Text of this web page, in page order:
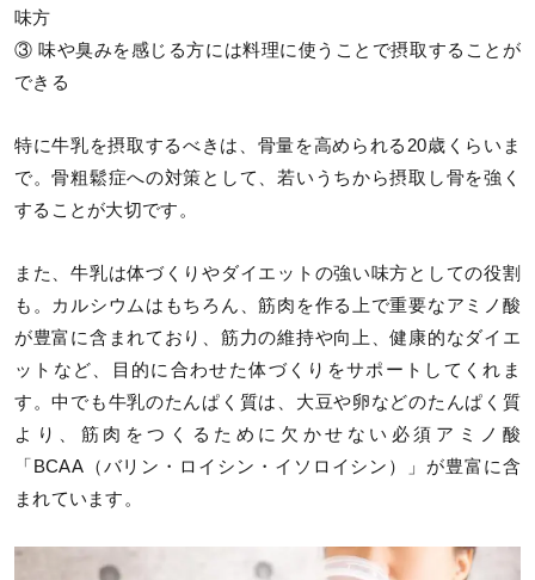
味方
③ 味や臭みを感じる方には料理に使うことで摂取することが
できる
特に牛乳を摂取するべきは、骨量を高められる20歳くらいま
で。骨粗鬆症への対策として、若いうちから摂取し骨を強く
することが大切です。
また、牛乳は体づくりやダイエットの強い味方としての役割
も。カルシウムはもちろん、筋肉を作る上で重要なアミノ酸
が豊富に含まれており、筋力の維持や向上、健康的なダイエ
ットなど、目的に合わせた体づくりをサポートしてくれま
す。中でも牛乳のたんぱく質は、大豆や卵などのたんぱく質
より、筋肉をつくるために欠かせない必須アミノ酸
「BCAA（バリン・ロイシン・イソロイシン）」が豊富に含
まれています。